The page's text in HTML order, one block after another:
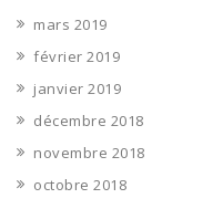
mars 2019
février 2019
janvier 2019
décembre 2018
novembre 2018
octobre 2018